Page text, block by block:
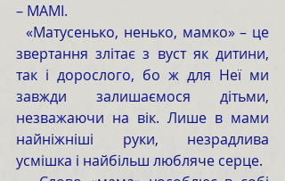
– МАМІ.
  «Матусенько, ненько, мамко» – це
звертання злітає з вуст як дитини,
так і дорослого, бо ж для Неї ми
завжди залишаємося дітьми,
незважаючи на вік. Лише в мами
найніжніші руки, незрадлива
усмішка і найбільш любляче серце.